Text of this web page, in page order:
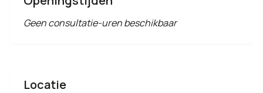
Geen consultatie-uren beschikbaar
Locatie